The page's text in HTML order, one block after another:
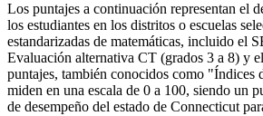
Los puntajes a continuación representan el
los estudiantes en los distritos o escuelas
estandarizadas de matemáticas, incluido el
Evaluación alternativa CT (grados 3 a 8) y
puntajes, también conocidos como "Índices
miden en una escala de 0 a 100, siendo un
de desempeño del estado de Connecticut